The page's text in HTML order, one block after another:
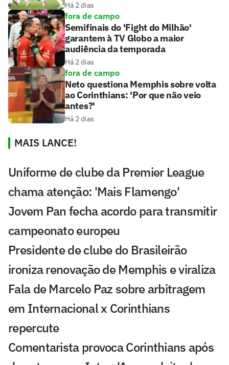
Há 2 dias
fora de campo
Semifinais do 'Fight do Milhão'
garantem à TV Globo a maior
audiência da temporada
Há 2 dias
fora de campo
Neto questiona Memphis sobre volta
ao Corinthians: 'Por que não veio
antes?'
Há 2 dias
MAIS LANCE!
Uniforme de clube da Premier League
chama atenção: 'Mais Flamengo'
Jovem Pan fecha acordo para transmitir
campeonato europeu
Presidente de clube do Brasileirão
ironiza renovação de Memphis e viraliza
Fala de Marcelo Paz sobre arbitragem
em Internacional x Corinthians
repercute
Comentarista provoca Corinthians após